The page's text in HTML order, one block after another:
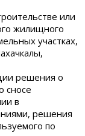
или
жилищного
участках,
решения о
сносе
в
решения
по